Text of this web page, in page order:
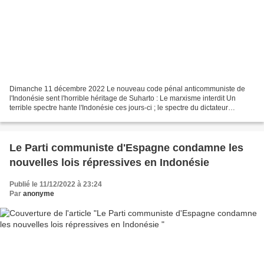
Dimanche 11 décembre 2022 Le nouveau code pénal anticommuniste de
l'Indonésie sent l'horrible héritage de Suharto : Le marxisme interdit Un
terrible spectre hante l'Indonésie ces jours-ci ; le spectre du dictateur
Le Parti communiste d'Espagne condamne les
nouvelles lois répressives en Indonésie
Publié le 11/12/2022 à 23:24
Par anonyme